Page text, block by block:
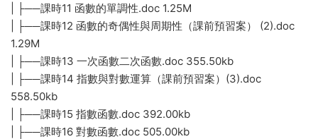
| ├──課時11 函數的單調性.doc 1.25M
| ├──課時12 函數的奇偶性與周期性（課前預習案） (2).doc
1.29M
| ├──課時13 一次函數二次函數.doc 355.50kb
| ├──課時14 指數與對數運算（課前預習案）(3).doc
558.50kb
| ├──課時15 指數函數.doc 392.00kb
| ├──課時16 對數函數.doc 505.00kb